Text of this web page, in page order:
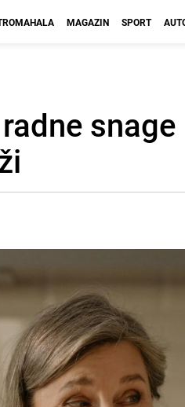
MAGAZIN SPORT